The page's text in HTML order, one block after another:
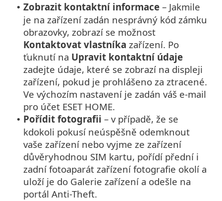
• Zobrazit kontaktní informace – Jakmile
je na zařízení zadán nesprávný kód zámku
obrazovky, zobrazí se možnost
Kontaktovat vlastníka zařízení. Po
ťuknutí na Upravit kontaktní údaje
zadejte údaje, které se zobrazí na displeji
zařízení, pokud je prohlášeno za ztracené.
Ve výchozím nastavení je zadán váš e-mail
pro účet ESET HOME.
• Pořídit fotografii – v případě, že se
kdokoli pokusí neúspěšně odemknout
vaše zařízení nebo vyjme ze zařízení
důvěryhodnou SIM kartu, pořídí přední i
zadní fotoaparát zařízení fotografie okolí a
uloží je do Galerie zařízení a odešle na
portál Anti-Theft.